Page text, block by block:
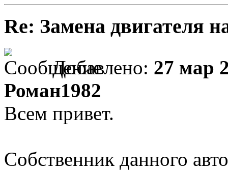
Re: Замена двигателя
Добавлено: 27 мар
Роман1982
Всем привет.
Собственник данного